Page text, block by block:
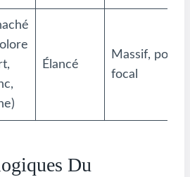
Élancé
Massif, point
focal
Du